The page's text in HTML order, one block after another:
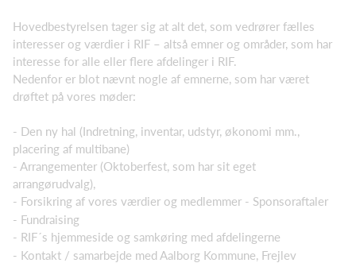
Hovedbestyrelsen tager sig at alt det, som vedrører fælles
interesser og værdier i RIF – altså emner og områder, som har
interesse for alle eller flere afdelinger i RIF.
Nedenfor er blot nævnt nogle af emnerne, som har været
drøftet på vores møder:
- Den ny hal (Indretning, inventar, udstyr, økonomi mm.,
placering af multibane)
- Arrangementer (Oktoberfest, som har sit eget
arrangørudvalg),
- Forsikring af vores værdier og medlemmer - Sponsoraftaler
- Fundraising
- RIF´s hjemmeside og samkøring med afdelingerne
- Kontakt / samarbejde med Aalborg Kommune, Frejlev